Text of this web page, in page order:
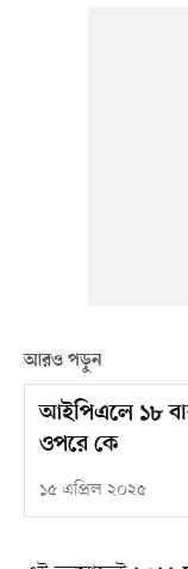
আরও পড়ুন
আইপিএলে ১৮
ওপরে কে
১৫ এপ্রিল ২০২৫